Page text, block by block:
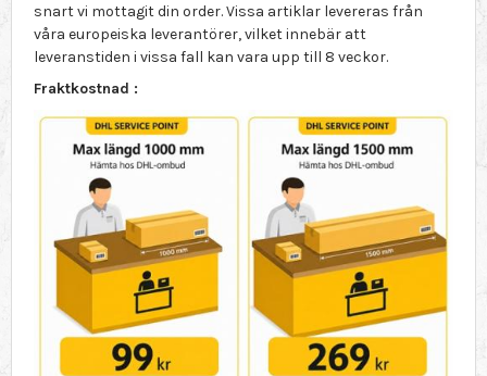
snart vi mottagit din order. Vissa artiklar levereras från
våra europeiska leverantörer, vilket innebär att
leveranstiden i vissa fall kan vara upp till 8 veckor.
Fraktkostnad :